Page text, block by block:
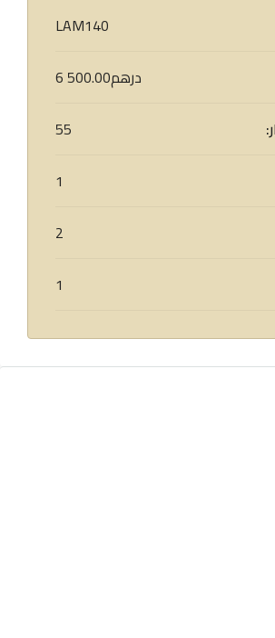
LAM140
6 500.00درهم
55
1
2
1